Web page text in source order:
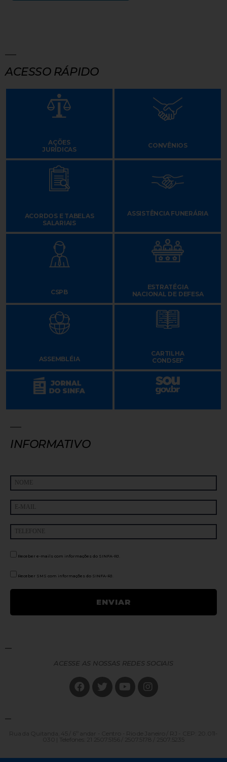
ACESSO RÁPIDO
AÇÕES
JURÍDICAS
CONVÊNIOS
ACORDOS E TABELAS
SALARIAIS
ASSISTÊNCIA FUNERÁRIA
CSPB
ESTRATÉGIA
NACIONAL DE DEFESA
ASSEMBLÉIA
CARTILHA
CONDSEF
INFORMATIVO
Receber e-mails com informações do SINFA-RJ.
Receber SMS com informações do SINFA-RJ.
ACESSE AS NOSSAS REDES SOCIAIS
Rua da Quitanda, 45 / 6º andar - Centro - Rio de Janeiro / RJ - CEP: 20.011-
030 | Telefones: 21 2507.5156 / 2507.5178 / 2507.5235